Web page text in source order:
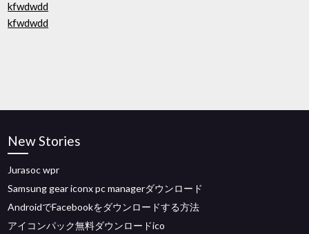
kfwdwdd
kfwdwdd
New Stories
Jurasoc wpr
Samsung gear iconx pc managerダウンロード
AndroidでFacebookをダウンロードする方法
アイコンパック無料ダウンロードico